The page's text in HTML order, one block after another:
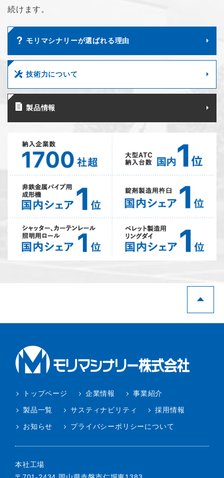
続けます。
モリマシナリーが選ばれる理由
技術力について
製品情報
トップページ 企業情報 事業紹介
製品一覧 サスティナビリティ 採用情報
お知らせ プライバシーポリシーについて
本社工場